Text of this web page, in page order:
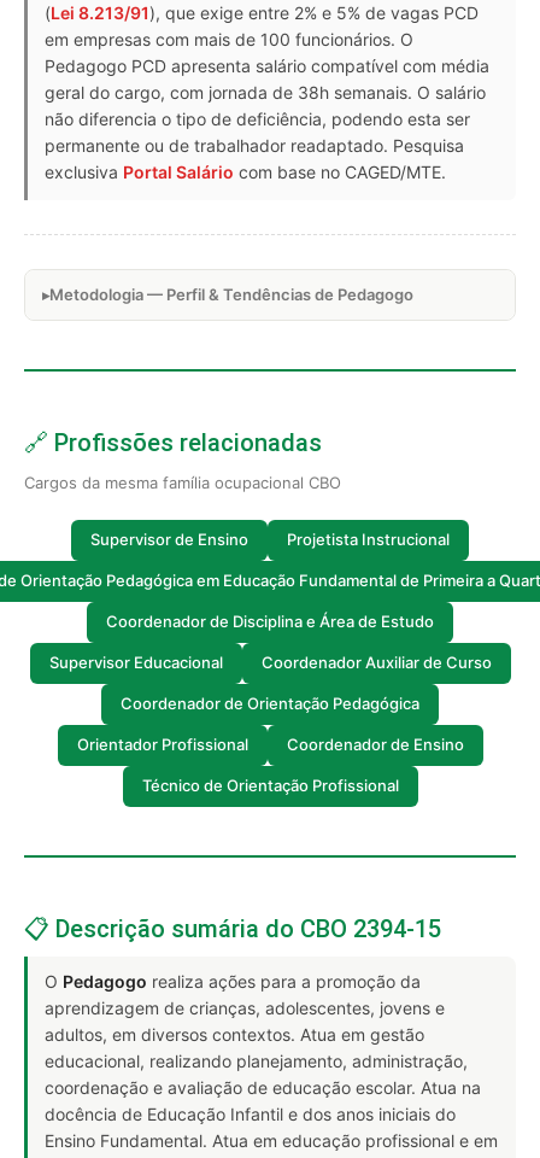
(Lei 8.213/91), que exige entre 2% e 5% de vagas PCD
em empresas com mais de 100 funcionários. O
Pedagogo PCD apresenta salário compatível com média
geral do cargo, com jornada de 38h semanais. O salário
não diferencia o tipo de deficiência, podendo esta ser
permanente ou de trabalhador readaptado. Pesquisa
exclusiva Portal Salário com base no CAGED/MTE.
Metodologia — Perfil & Tendências de Pedagogo
🔗 Profissões relacionadas
Cargos da mesma família ocupacional CBO
Supervisor de Ensino Projetista Instrucional
Orientação Pedagógica em Educação Fundamental de Primeira a
Coordenador de Disciplina e Área de Estudo
Supervisor Educacional Coordenador Auxiliar de Curso
Coordenador de Orientação Pedagógica
Orientador Profissional Coordenador de Ensino
Técnico de Orientação Profissional
📋 Descrição sumária do CBO 2394-15
O Pedagogo realiza ações para a promoção da
aprendizagem de crianças, adolescentes, jovens e
adultos, em diversos contextos. Atua em gestão
educacional, realizando planejamento, administração,
coordenação e avaliação de educação escolar. Atua na
docência de Educação Infantil e dos anos iniciais do
Ensino Fundamental. Atua em educação profissional e em